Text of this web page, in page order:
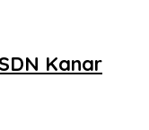
Kanar